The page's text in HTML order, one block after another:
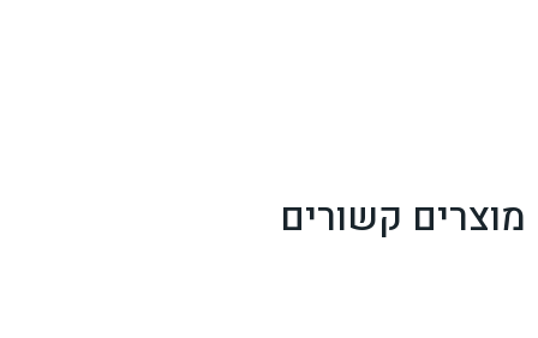
מוצרים קשורים